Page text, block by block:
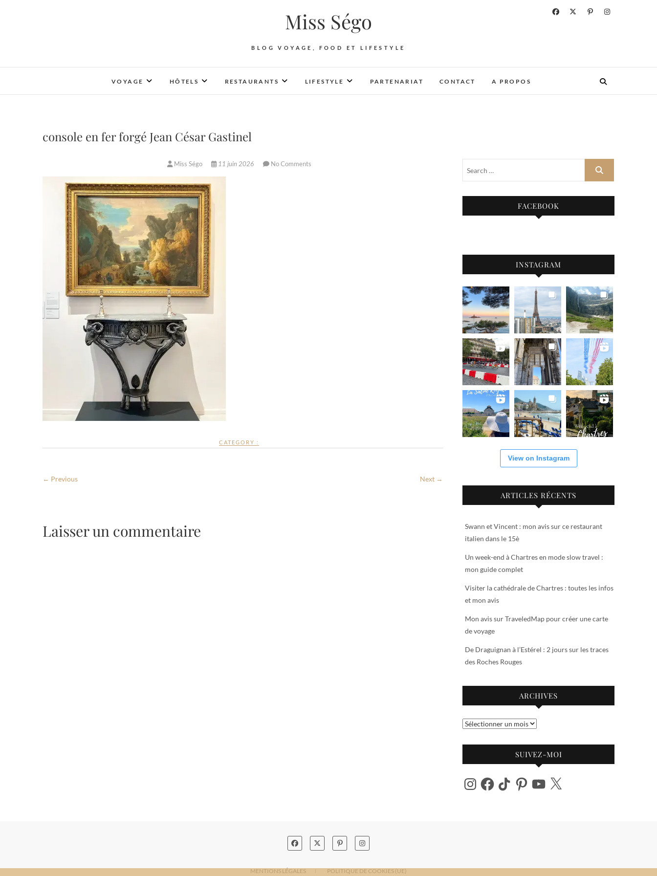
Miss Ségo
BLOG VOYAGE, FOOD ET LIFESTYLE
VOYAGE HÔTELS RESTAURANTS LIFESTYLE PARTENARIAT CONTACT A PROPOS
console en fer forgé Jean César Gastinel
Miss Ségo 11 juin 2026 No Comments
CATEGORY :
← Previous Next →
Laisser un commentaire
FACEBOOK
INSTAGRAM
View on Instagram
ARTICLES RÉCENTS
Swann et Vincent : mon avis sur ce restaurant
italien dans le 15è
Un week-end à Chartres en mode slow travel :
mon guide complet
Visiter la cathédrale de Chartres : toutes les infos
et mon avis
Mon avis sur TraveledMap pour créer une carte
de voyage
De Draguignan à l’Estérel : 2 jours sur les traces
des Roches Rouges
ARCHIVES
Archives
SUIVEZ-MOI
InstagramFacebook
TikTok PinterestYouTube
X
MENTIONS LÉGALES POLITIQUE DE COOKIES (UE)